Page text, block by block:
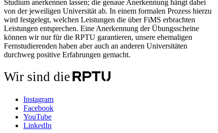
Studium anerkennen lassen; die genaue Anerkennung hängt dabei
von der jeweiligen Universität ab. In einem formalen Prozess hierzu
wird festgelegt, welchen Leistungen die über FiMS erbrachten
Leistungen entsprechen. Eine Anerkennung der Übungsscheine
können wir nur für die RPTU garantieren, unsere ehemaligen
Fernstudierenden haben aber auch an anderen Universitäten
durchweg positive Erfahrungen gemacht.
Wir sind die
Instagram
Facebook
YouTube
LinkedIn